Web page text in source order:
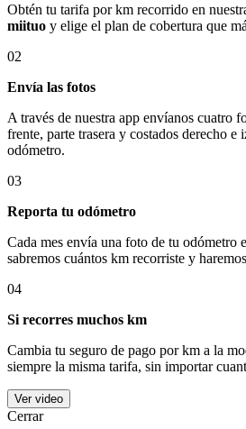
Obtén tu tarifa por km recorrido en
miituo y elige el plan de cobertura que
02
Envía las fotos
A través de nuestra app envíanos cuatro
frente, parte trasera y costados derecho e
odómetro.
03
Reporta tu odómetro
Cada mes envía una foto de tu odómetro
sabremos cuántos km recorriste y
04
Si recorres muchos km
Cambia tu seguro de pago por km a la
siempre la misma tarifa, sin importar
Ver video
Cerrar